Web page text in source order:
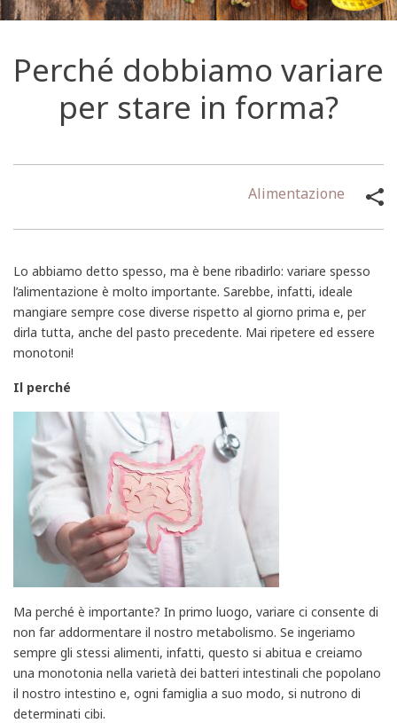
Perché dobbiamo variare
per stare in forma?
Alimentazione
Lo abbiamo detto spesso, ma è bene ribadirlo: variare spesso
l’alimentazione è molto importante. Sarebbe, infatti, ideale
mangiare sempre cose diverse rispetto al giorno prima e, per
dirla tutta, anche del pasto precedente. Mai ripetere ed essere
monotoni!
Il perché
Ma perché è importante? In primo luogo, variare ci consente di
non far addormentare il nostro metabolismo. Se ingeriamo
sempre gli stessi alimenti, infatti, questo si abitua e creiamo
una monotonia nella varietà dei batteri intestinali che popolano
il nostro intestino e, ogni famiglia a suo modo, si nutrono di
determinati cibi.